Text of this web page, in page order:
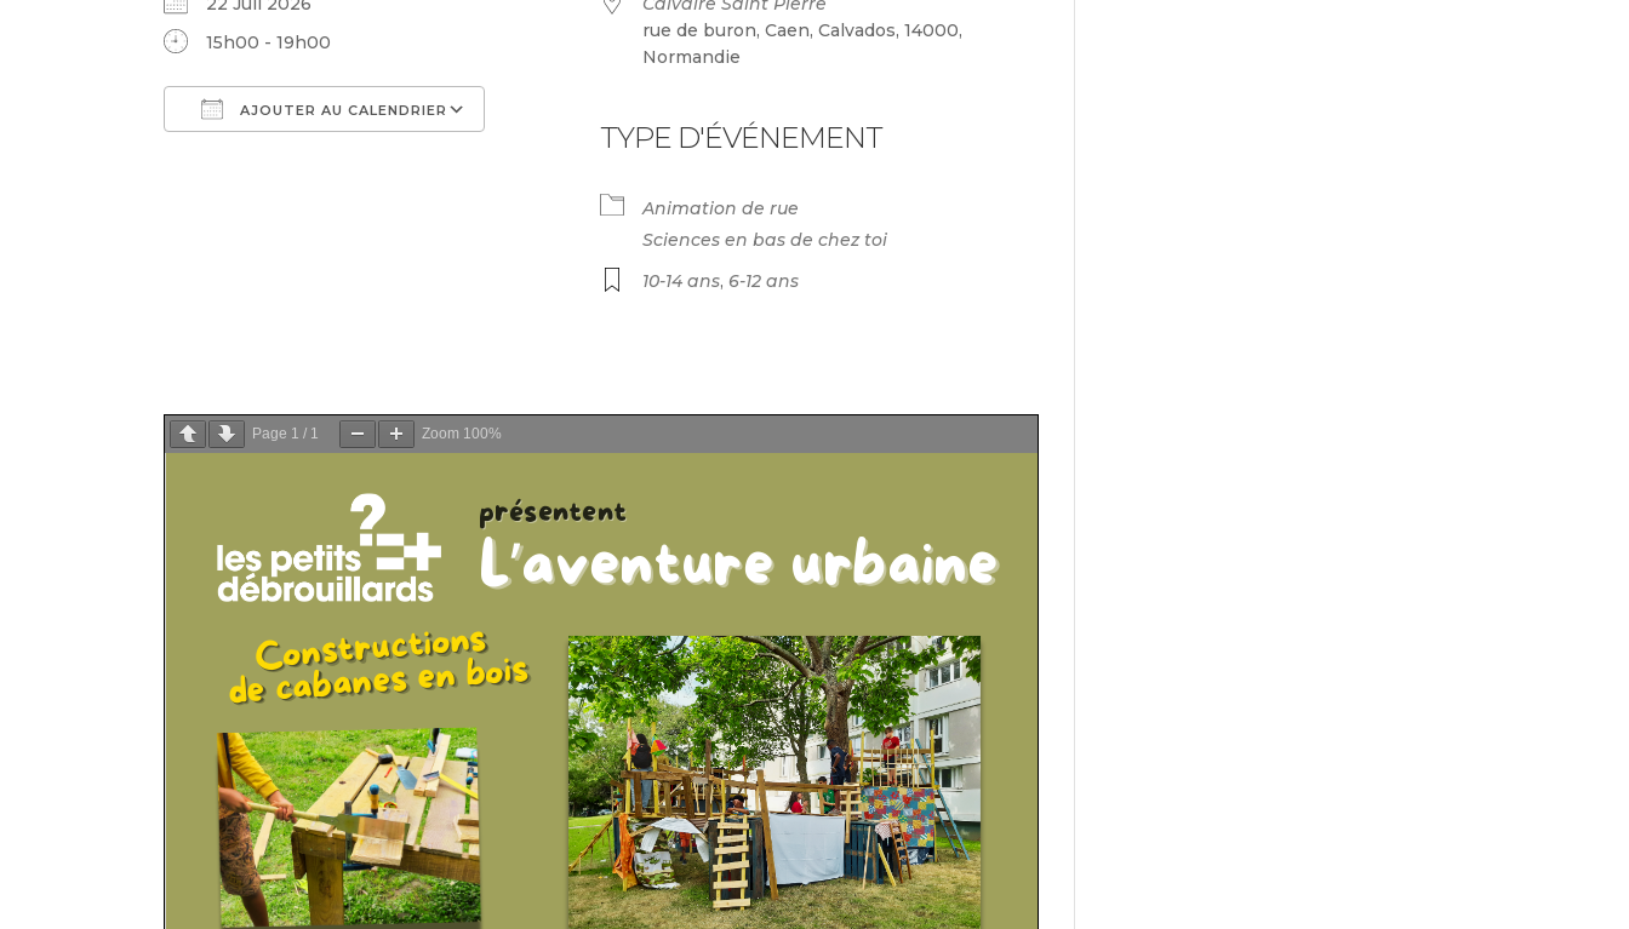
15h00 - 19h00
AJOUTER AU CALENDRIER
rue de buron, Caen, Calvados, 14000,
Normandie
TYPE D'ÉVÉNEMENT
Animation de rue
Sciences en bas de chez toi
10-14 ans, 6-12 ans
Page 1 / 1 Zoom 100%